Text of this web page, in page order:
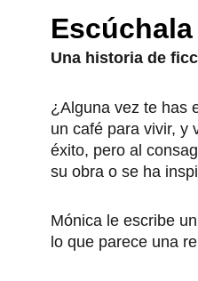
Escúchala
Una historia de
¿Alguna vez te has
un café para vivir, y
éxito, pero al
su obra o se ha
Mónica le escribe
lo que parece una